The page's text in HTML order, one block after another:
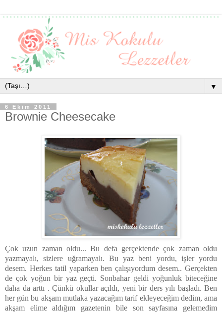
▼
6 Ekim 2011
Brownie Cheesecake
Çok uzun zaman oldu... Bu defa gerçektende çok zaman oldu
yazmayalı, sizlere uğramayalı. Bu yaz beni yordu, işler yordu
desem. Herkes tatil yaparken ben çalışıyordum desem.. Gerçekten
de çok yoğun bir yaz geçti. Sonbahar geldi yoğunluk biteceğine
daha da arttı . Çünkü okullar açıldı, yeni bir ders yılı başladı. Ben
her gün bu akşam mutlaka yazacağım tarif ekleyeceğim dedim, ama
akşam elime aldığım gazetenin bile son sayfasına gelemedim